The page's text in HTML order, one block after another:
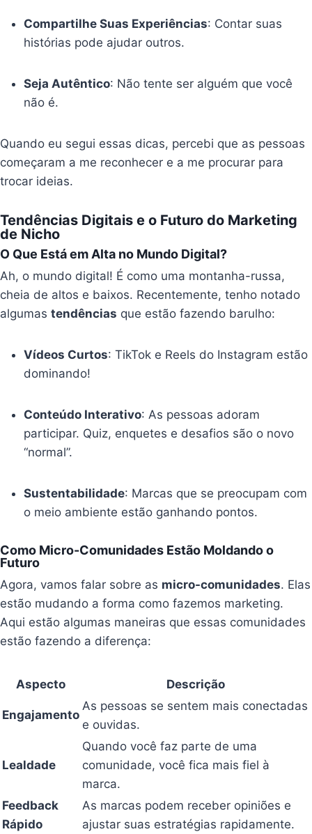
Compartilhe Suas Experiências: Contar suas
histórias pode ajudar outros.
Seja Autêntico: Não tente ser alguém que você
não é.
Quando eu segui essas dicas, percebi que as pessoas
começaram a me reconhecer e a me procurar para
trocar ideias.
Tendências Digitais e o Futuro do Marketing
de Nicho
O Que Está em Alta no Mundo Digital?
Ah, o mundo digital! É como uma montanha-russa,
cheia de altos e baixos. Recentemente, tenho notado
algumastendências que estão fazendo barulho:
Vídeos Curtos: TikTok e Reels do Instagram estão
dominando!
Conteúdo Interativo: As pessoas adoram
participar. Quiz, enquetes e desafios são o novo
“normal”.
Sustentabilidade: Marcas que se preocupam com
o meio ambiente estão ganhando pontos.
Como Micro-Comunidades Estão Moldando o
Futuro
Agora, vamos falar sobre as micro-comunidades. Elas
estão mudando a forma como fazemos marketing.
Aqui estão algumas maneiras que essas comunidades
estão fazendo a diferença:
Aspecto Descrição
Engajamento
As pessoas se sentem mais conectadas
e ouvidas.
Lealdade
Quando você faz parte de uma
comunidade, você fica mais fiel à
marca.
Feedback
Rápido
As marcas podem receber opiniões e
ajustar suas estratégias rapidamente.